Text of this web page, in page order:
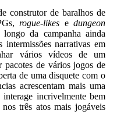
construtor de baralhos de
rogue-likes edungeon
da campanha ainda
narrativas em
vários vídeos de um
pacotes de vários jogos de
de uma disquete com o
acrescentam mais uma
incrivelmente bem
três atos mais jogáveis